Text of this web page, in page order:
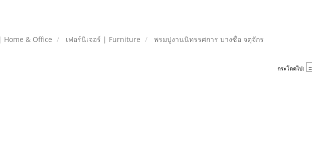
& Office เฟอร์นิเจอร์ | Furniture พรมปูงานนิทรรศการ บางซื่อ จตุจักร
กระโดดไป: